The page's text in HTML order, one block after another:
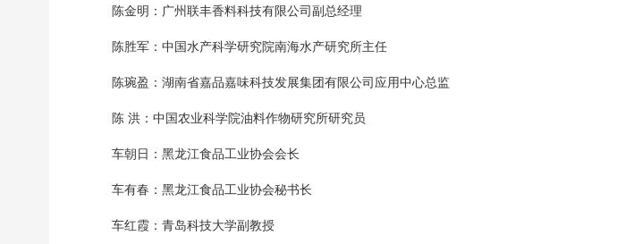
陈金明：广州联丰香料科技有限公司副总经理
陈胜军：中国水产科学研究院南海水产研究所主任
陈琬盈：湖南省嘉品嘉味科技发展集团有限公司应用中心总监
陈 洪：中国农业科学院油料作物研究所研究员
车朝日：黑龙江食品工业协会会长
车有春：黑龙江食品工业协会秘书长
车红霞：青岛科技大学副教授